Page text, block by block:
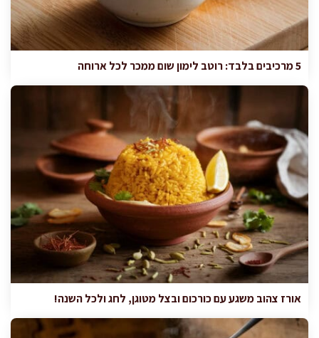
5 מרכיבים בלבד: רוטב לימון שום ממכר לכל ארוחה
אורז צהוב משגע עם כורכום ובצל מטוגן, לחג ולכל השנה!